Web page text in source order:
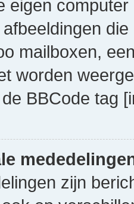
eigen
mailboxen,
worden
BBCode tag
zijn